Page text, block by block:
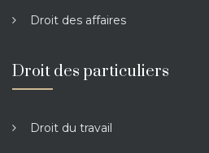
Droit des affaires
Droit des particuliers
Droit du travail